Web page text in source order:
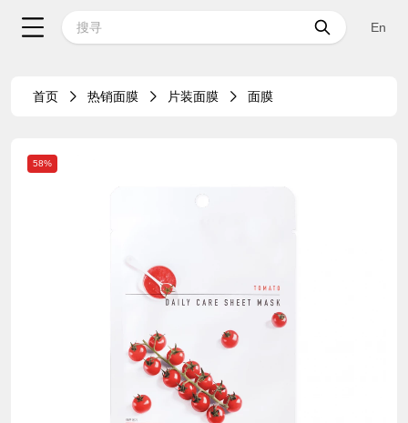
En
首页 热销面膜 片装面膜 面膜
58%